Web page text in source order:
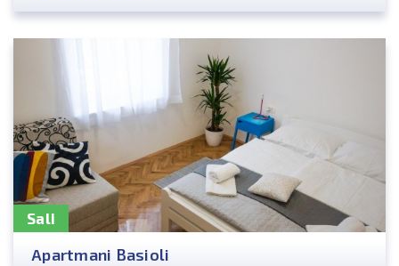
Sali
Apartmani Basioli